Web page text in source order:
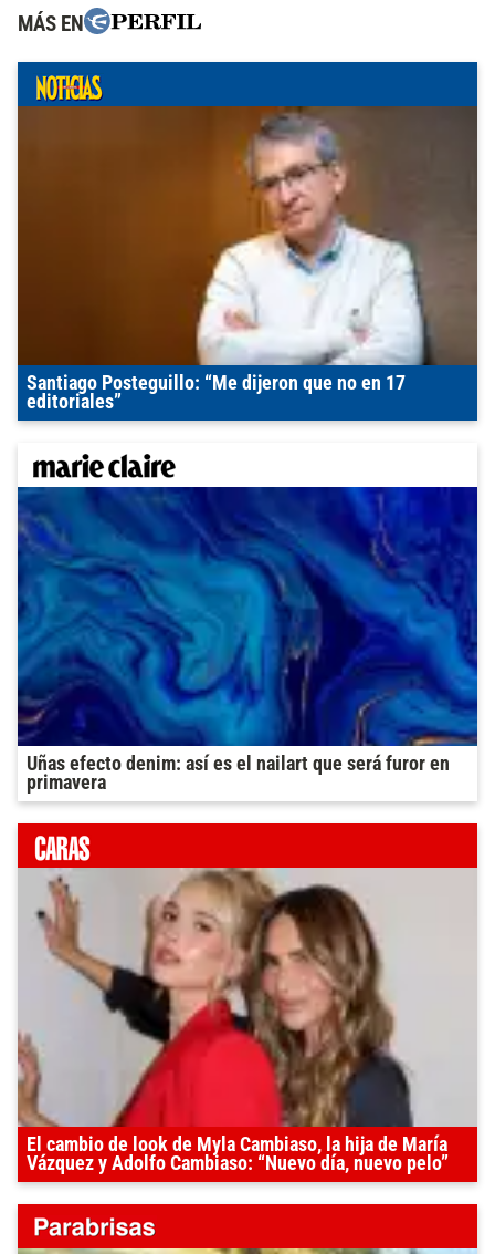
MÁS EN
Santiago Posteguillo: “Me dijeron que no en 17
editoriales”
Uñas efecto denim: así es el nailart que será furor en
primavera
El cambio de look de Myla Cambiaso, la hija de María
Vázquez y Adolfo Cambiaso: “Nuevo día, nuevo pelo”